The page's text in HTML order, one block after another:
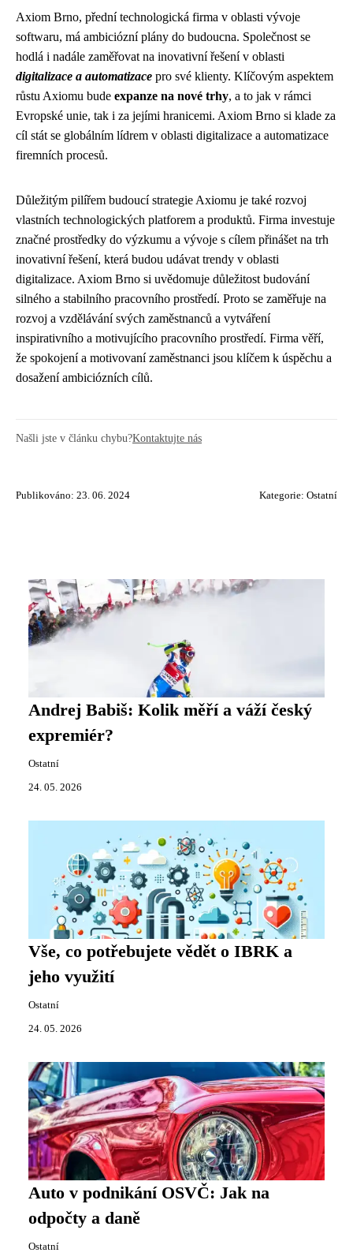
Axiom Brno, přední technologická firma v oblasti vývoje
softwaru, má ambiciózní plány do budoucna. Společnost se
hodlá i nadále zaměřovat na inovativní řešení v oblasti
digitalizace a automatizace pro své klienty. Klíčovým aspektem
růstu Axiomu bude expanze na nové trhy, a to jak v rámci
Evropské unie, tak i za jejími hranicemi. Axiom Brno si klade za
cíl stát se globálním lídrem v oblasti digitalizace a automatizace
firemních procesů.
Důležitým pilířem budoucí strategie Axiomu je také rozvoj
vlastních technologických platforem a produktů. Firma investuje
značné prostředky do výzkumu a vývoje s cílem přinášet na trh
inovativní řešení, která budou udávat trendy v oblasti
digitalizace. Axiom Brno si uvědomuje důležitost budování
silného a stabilního pracovního prostředí. Proto se zaměřuje na
rozvoj a vzdělávání svých zaměstnanců a vytváření
inspirativního a motivujícího pracovního prostředí. Firma věří,
že spokojení a motivovaní zaměstnanci jsou klíčem k úspěchu a
dosažení ambiciózních cílů.
Našli jste v článku chybu?Kontaktujte nás
Publikováno: 23. 06. 2024 Kategorie: Ostatní
Andrej Babiš: Kolik měří a váží český
expremiér?
Ostatní
24. 05. 2026
Vše, co potřebujete vědět o IBRK a
jeho využití
Ostatní
24. 05. 2026
Auto v podnikání OSVČ: Jak na
odpočty a daně
Ostatní